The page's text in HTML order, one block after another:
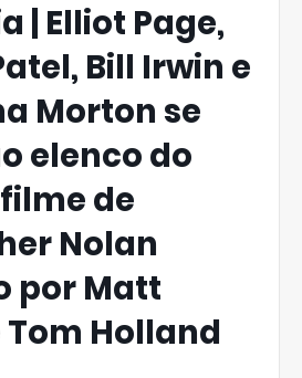
| Elliot Page,
Bill Irwin e
Morton se
elenco do
de
Nolan
por Matt
Tom Holland